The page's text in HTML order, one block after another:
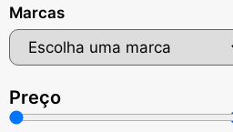
Marcas
Preço